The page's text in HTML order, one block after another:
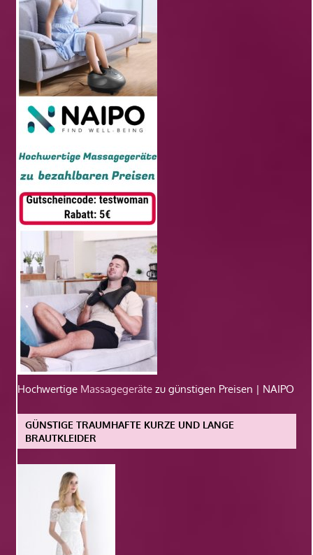
Hochwertige Massagegeräte zu günstigen Preisen | NAIPO
GÜNSTIGE TRAUMHAFTE KURZE UND LANGE
BRAUTKLEIDER